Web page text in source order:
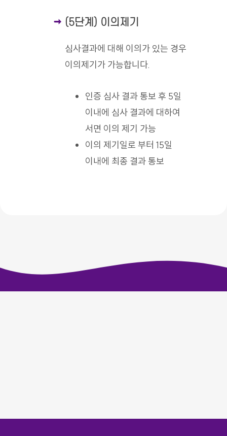
(5단계) 이의제기
심사결과에 대해 이의가 있는 경우
이의제기가 가능합니다.
인증 심사 결과 통보 후 5일
이내에 심사 결과에 대하여
서면 이의 제기 가능
이의 제기일로 부터 15일
이내에 최종 결과 통보